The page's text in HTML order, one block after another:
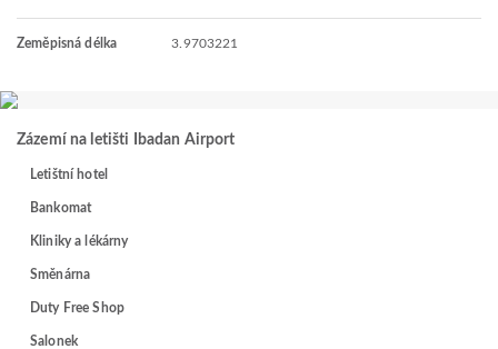
Zeměpisná délka 3.9703221
Zázemí na letišti Ibadan Airport
Letištní hotel
Bankomat
Kliniky a lékárny
Směnárna
Duty Free Shop
Salonek